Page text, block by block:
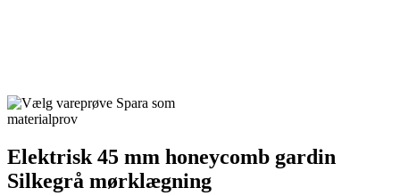
Spara som
materialprov
Elektrisk 45 mm honeycomb gardin
Silkegrå mørklægning